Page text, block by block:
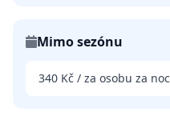
Mimo sezónu
340 Kč / za osobu za noc